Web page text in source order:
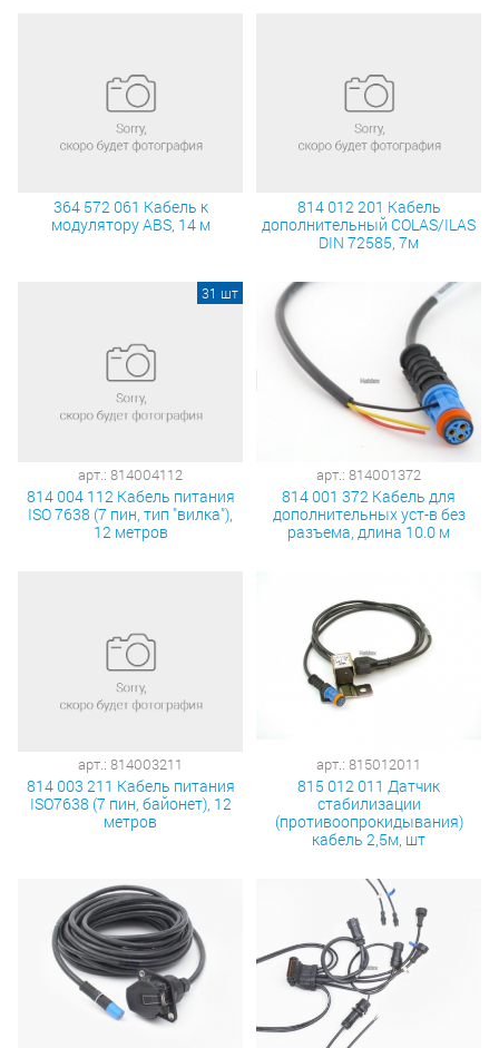
364 572 061 Кабель к
модулятору ABS, 14 м
814 012 201 Кабель
дополнительный COLAS/ILAS
DIN 72585, 7м
арт.: 814004112
814 004 112 Кабель питания
ISO 7638 (7 пин, тип "вилка"),
12 метров
31 шт
арт.: 814001372
814 001 372 Кабель для
дополнительных уст-в без
разъема, длина 10.0 м
арт.: 814003211
814 003 211 Кабель питания
ISO7638 (7 пин, байонет), 12
метров
арт.: 815012011
815 012 011 Датчик
стабилизации
(противоопрокидывания)
кабель 2,5м, шт